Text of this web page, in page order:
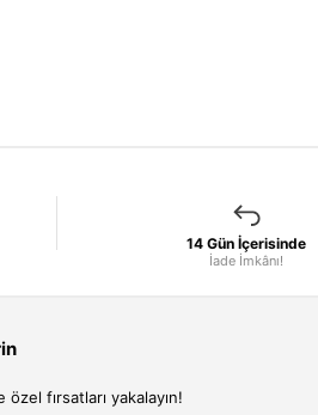
14 Gün İçerisinde
İade İmkânı!
fırsatları yakalayın!